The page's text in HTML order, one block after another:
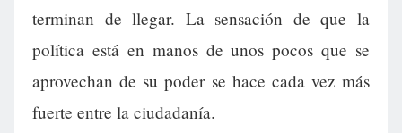
terminan de llegar. La sensación de que la
política está en manos de unos pocos que se
aprovechan de su poder se hace cada vez más
fuerte entre la ciudadanía.